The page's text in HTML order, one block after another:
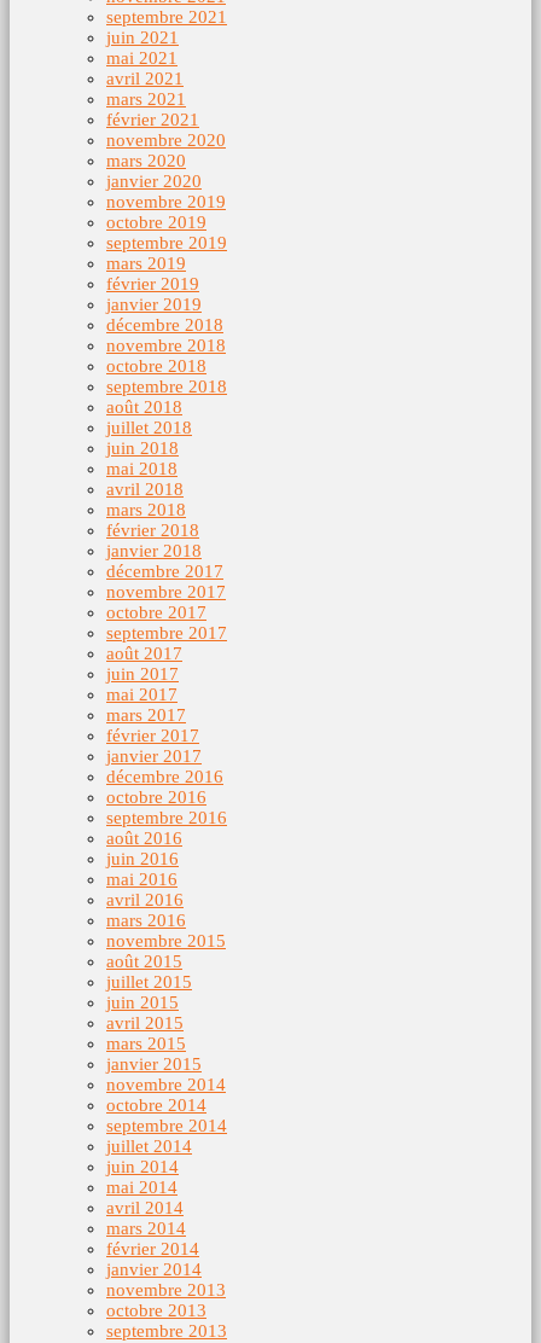
septembre 2021
juin 2021
mai 2021
avril 2021
mars 2021
février 2021
novembre 2020
mars 2020
janvier 2020
novembre 2019
octobre 2019
septembre 2019
mars 2019
février 2019
janvier 2019
décembre 2018
novembre 2018
octobre 2018
septembre 2018
août 2018
juillet 2018
juin 2018
mai 2018
avril 2018
mars 2018
février 2018
janvier 2018
décembre 2017
novembre 2017
octobre 2017
septembre 2017
août 2017
juin 2017
mai 2017
mars 2017
février 2017
janvier 2017
décembre 2016
octobre 2016
septembre 2016
août 2016
juin 2016
mai 2016
avril 2016
mars 2016
novembre 2015
août 2015
juillet 2015
juin 2015
avril 2015
mars 2015
janvier 2015
novembre 2014
octobre 2014
septembre 2014
juillet 2014
juin 2014
mai 2014
avril 2014
mars 2014
février 2014
janvier 2014
novembre 2013
octobre 2013
septembre 2013